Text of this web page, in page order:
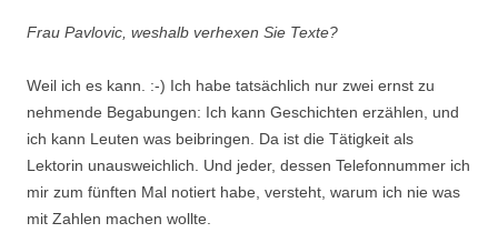
Frau Pavlovic, weshalb verhexen Sie Texte?
Weil ich es kann. :-) Ich habe tatsächlich nur zwei ernst zu
nehmende Begabungen: Ich kann Geschichten erzählen, und
ich kann Leuten was beibringen. Da ist die Tätigkeit als
Lektorin unausweichlich. Und jeder, dessen Telefonnummer ich
mir zum fünften Mal notiert habe, versteht, warum ich nie was
mit Zahlen machen wollte.